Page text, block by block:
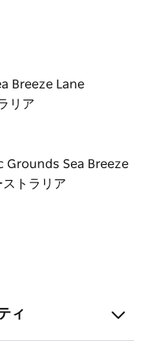
あるため、移動の必要
家族旅行、カップ
アアクティビティを
設、ウォーキングコ
リーなサービスに重
Breeze Lane
リア
ィ